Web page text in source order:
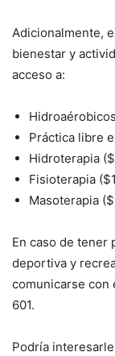
Adicionalmente,
bienestar y
acceso a:
Práctica libre
Hidroterapia
Fisioterapia
Masoterapia
En caso de tener
deportiva y
comunicarse con
601.
Podría